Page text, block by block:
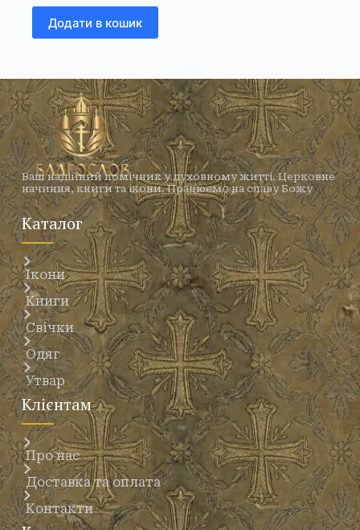
Додати в кошик
Ваш надійний помічник у духовному житті. Церковне
начиння, книги та ікони. Працюємо на славу Божу
Каталог
Ікони
Книги
Свічки
Одяг
Утвар
Клієнтам
Про нас
Доставка та оплата
Контакти